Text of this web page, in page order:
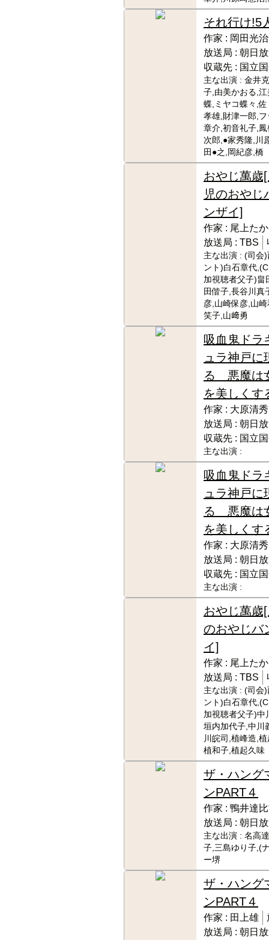
それ行け!5
作家 : 岡田光治
放送局 : 朝日
収蔵先 : 国立
主な出演 : 金井
子,由美かおる,
蝶,ミヤコ蝶々,
孝雄,財津一郎,
章介,初音礼子,
次郎,●家秀隆,川
田●之,岡紀彦,橋
おやじ萬歳
児のおやじ
ンザイ]
作家 : 尾上た
放送局 : TBS
主な出演 : (司会)
ント)白石章代
加視聴者父子)畠
田偕子,長谷川真
彦,山崎保彦,山
笑子,山﨑勇
吸血鬼ドラ
ュラ神戸に
る 悪魔は
を美しくす
作家 : 大原清秀
放送局 : 朝日
収蔵先 : 国立
主な出演 :
吸血鬼ドラ
ュラ神戸に
る 悪魔は
を美しくす
作家 : 大原清秀
放送局 : 朝日
収蔵先 : 国立
主な出演 :
おやじ萬歳
のおやじバ
イ]
作家 : 尾上た
放送局 : TBS
主な出演 : (司会)
ント)白石章代
加視聴者父子)中
垣内加代子,中川
川皖司,植峰造,
植和子,植起久味
ザ・ハング
ンPART４
作家 : 鴨井達
放送局 : 朝日
主な出演 : 名高
子,三島ゆり子,(
ー堺
ザ・ハング
ンPART４
作家 : 田上雄
放送局 : 朝日